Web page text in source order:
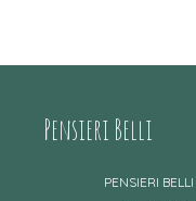
Pensieri Belli
PENSIERI